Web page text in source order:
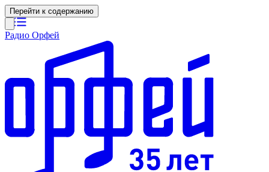
Перейти к содержанию
Радио Орфей